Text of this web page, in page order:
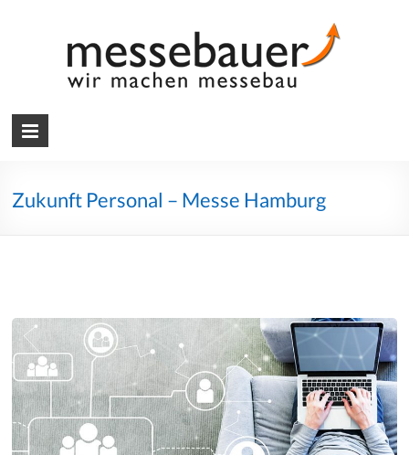
Messebauer
Wir
machen
Zukunft Personal – Messe Hamburg